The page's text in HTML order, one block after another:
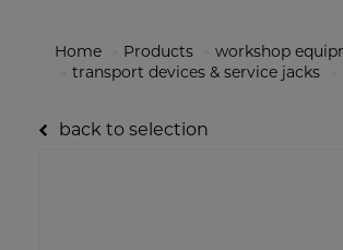
Home Products
workshop
transport devices & service jacks
back to selection